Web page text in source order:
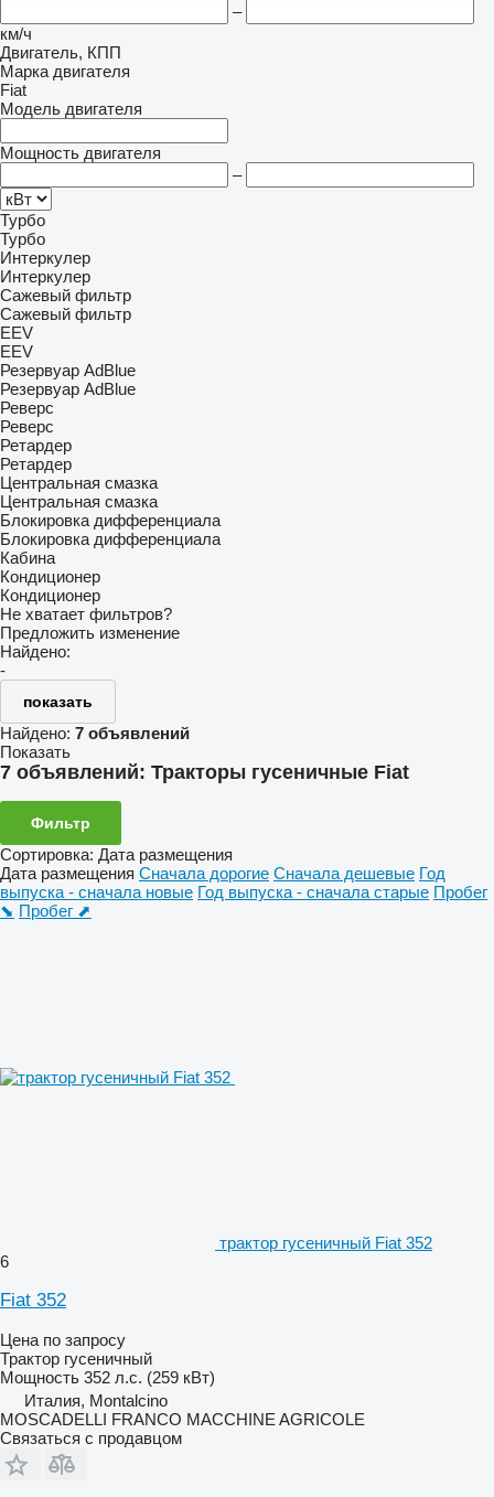
–
км/ч
Двигатель, КПП
Марка двигателя
Fiat
Модель двигателя
Мощность двигателя
–
Турбо
Турбо
Интеркулер
Интеркулер
Сажевый фильтр
Сажевый фильтр
EEV
EEV
Резервуар AdBlue
Резервуар AdBlue
Реверс
Реверс
Ретардер
Ретардер
Центральная смазка
Центральная смазка
Блокировка дифференциала
Блокировка дифференциала
Кабина
Кондиционер
Кондиционер
Не хватает фильтров?
Предложить изменение
Найдено:
-
показать
Найдено: 7 объявлений
Показать
7 объявлений: Тракторы гусеничные Fiat
Фильтр
Сортировка: Дата размещения
Дата размещения Сначала дорогие Сначала дешевые Год
выпуска - сначала новые Год выпуска - сначала старые Пробег
⬊ Пробег ⬈
трактор гусеничный Fiat 352
6
Fiat 352
Цена по запросу
Трактор гусеничный
Мощность 352 л.с. (259 кВт)
Италия, Montalcino
MOSCADELLI FRANCO MACCHINE AGRICOLE
Связаться с продавцом